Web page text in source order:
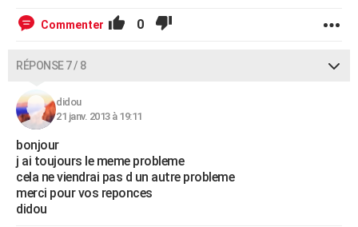
Commenter 0
RÉPONSE 7 / 8
didou
21 janv. 2013 à 19:11
bonjour
j ai toujours le meme probleme
cela ne viendrai pas d un autre probleme
merci pour vos reponces
didou